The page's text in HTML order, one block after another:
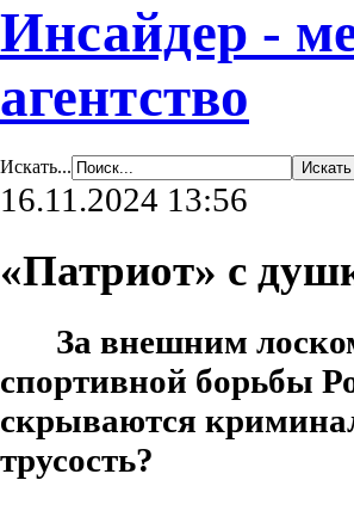
Инсайдер -
агентство
Искать...
16.11.2024 13:56
«Патриот» с
За внешним
спортивной борьбы
скрываются
трусость?